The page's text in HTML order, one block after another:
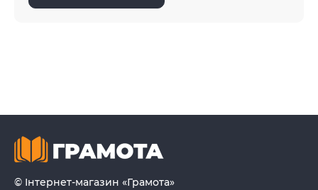
© Інтернет-магазин «Грамота»